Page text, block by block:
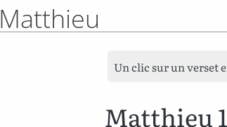
Matthieu
Un clic sur un verset
Matthieu